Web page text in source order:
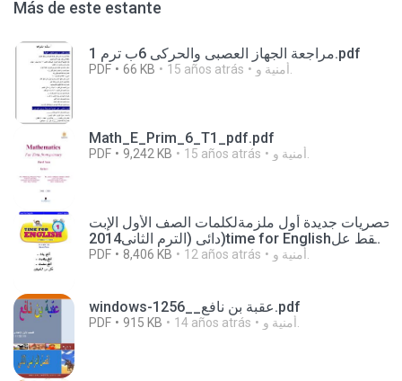
Más de este estante
مراجعة الجهاز العصبى والحركى 6ب ترم 1.pdf
PDF 66 KB 15 años atrás
Math_E_Prim_6_T1_pdf.pdf
PDF 9,242 KB 15 años atrás
حصريات جديدة أول ملزمةلكلمات الصف الأول الإبت
دائى (الترم الثانى2014)time for Englishفقط عل
ى مدونة نهضة مصر التعليمية (1).pdf
PDF 8,406 KB 12 años atrás
windows-1256__عقبة بن نافع.pdf
PDF 915 KB 14 años atrás